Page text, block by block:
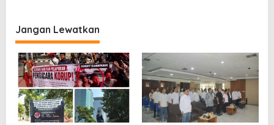
Unkriswina Sumba
Jangan Lewatkan